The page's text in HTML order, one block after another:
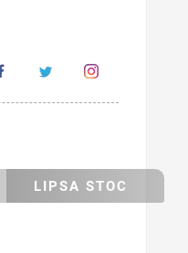
LIPSA STOC